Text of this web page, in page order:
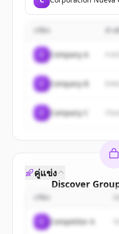
คำ
Company A A
Company B
Company C
Discover
Sign up for free to
ofGroupe
คู่แข่ง
Competitor A